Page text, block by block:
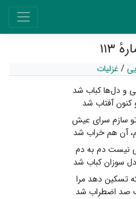
/ غزلیات
و دل‌ها کباب شد
کنون آفتاب شد
سازم سرای عیش
آن هم خراب شد
نیست دم به دم
سوزان کباب شد
تسکین دهد مرا
صد اضطراب شد